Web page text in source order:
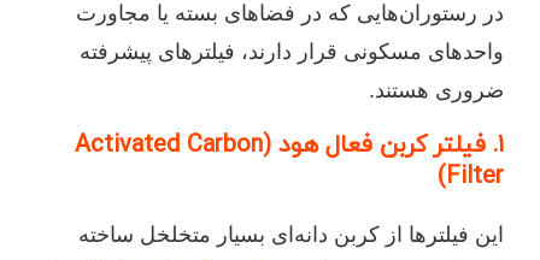
در رستوران‌هایی که در فضاهای بسته یا مجاورت
واحدهای مسکونی قرار دارند، فیلترهای پیشرفته
ضروری هستند.
1. فیلتر کربن فعال هود (Activated Carbon
Filter)
این فیلترها از کربن دانه‌ای بسیار متخلخل ساخته